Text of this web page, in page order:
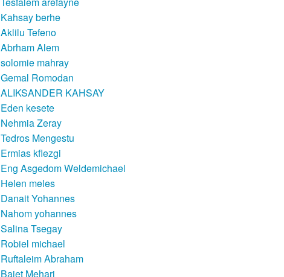
Kahsay berhe
Aklilu Tefeno
Abrham Alem
solomie mahray
Gemal Romodan
ALIKSANDER KAHSAY
Eden kesete
Nehmia Zeray
Tedros Mengestu
Ermias kflezgi
Eng Asgedom Weldemichael
Helen meles
Danait Yohannes
Nahom yohannes
Salina Tsegay
Robiel michael
Ruftaleim Abraham
Bajet Mehari